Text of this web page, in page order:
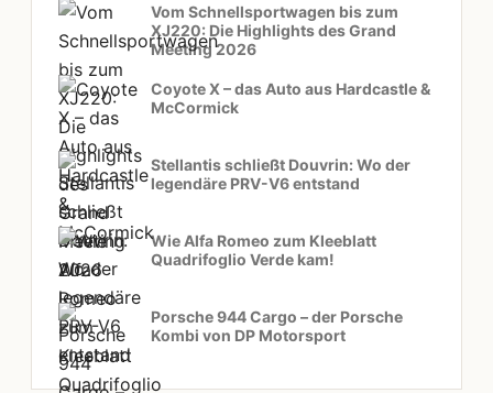
Vom Schnellsportwagen bis zum
XJ220: Die Highlights des Grand
Meeting 2026
Coyote X – das Auto aus Hardcastle &
McCormick
Stellantis schließt Douvrin: Wo der
legendäre PRV-V6 entstand
Wie Alfa Romeo zum Kleeblatt
Quadrifoglio Verde kam!
Porsche 944 Cargo – der Porsche
Kombi von DP Motorsport